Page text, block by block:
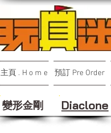
主頁 . H o m e 預訂 Pre Order
變形金剛 Diaclone